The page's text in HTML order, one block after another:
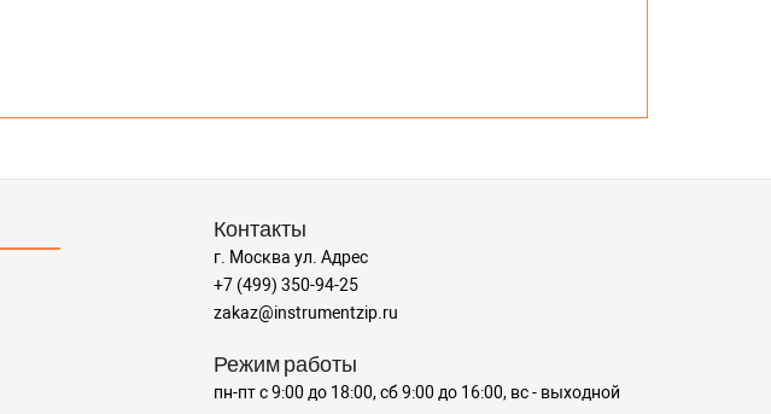
Контакты
г. Москва ул. Адрес
+7 (499) 350-94-25
zakaz@instrumentzip.ru
Режим работы
пн-пт с 9:00 до 18:00, сб 9:00 до 16:00, вс - выходной